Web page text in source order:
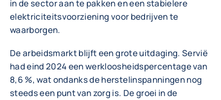
in de sector aan te pakken en een stabielere
elektriciteitsvoorziening voor bedrijven te
waarborgen.
De arbeidsmarkt blijft een grote uitdaging. Servië
had eind 2024 een werkloosheidspercentage van
8,6 %, wat ondanks de herstelinspanningen nog
steeds een punt van zorg is. De groei in de